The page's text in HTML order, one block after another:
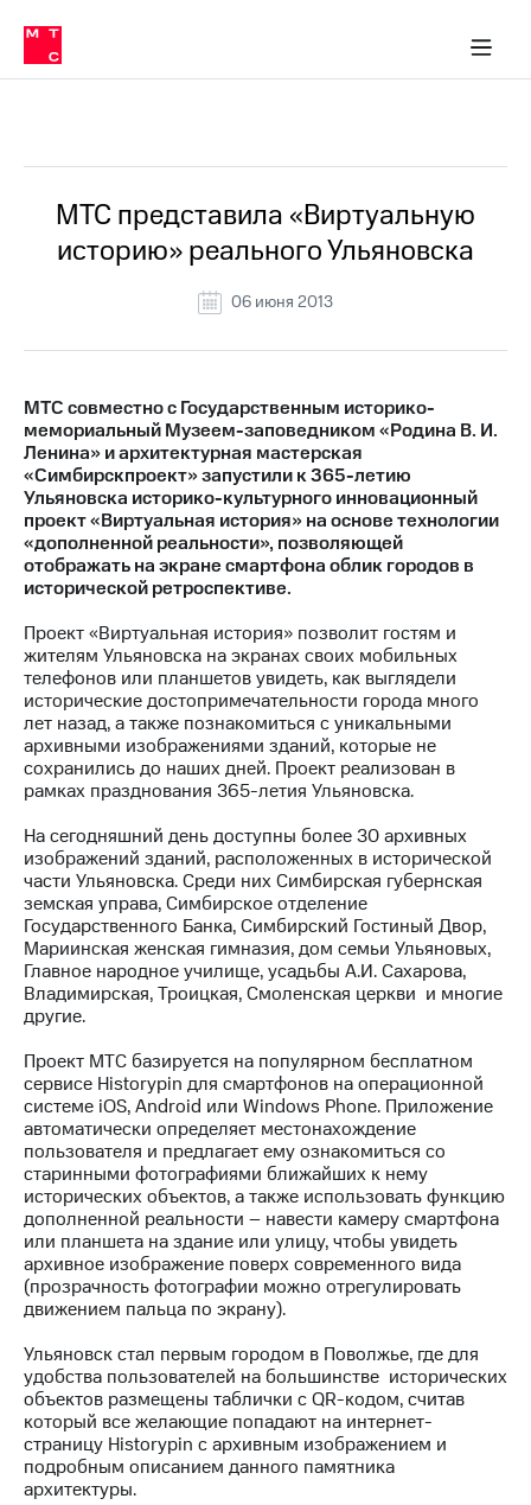
Медиа-центр
и акционерам
Устойчивое развитие
Комплаенс и деловая этика
компании
Карьера
История
компании
Руководство
Контакты
Медиа-центр
Пресс-
релизы
МТС
о технологиях
Достижения
Интервью
Финансовая
отчетность
Контакты
Новости
в
регионе
и акционерам
Корпоративное
управление
Раскрытие
информации
Информация
акционерам
Документы
ПАО
"МТС"
Собрания
акционеров
Личный
кабинет
акционера
капитал
Контроль
и
аудит
Рынок
акций
в МТС
Пресс-
релизы
о технологиях
МТС представила «Виртуальную
историю» реального Ульяновска
06 июня 2013
МТС совместно с Государственным историко-
мемориальный Музеем-заповедником «Родина В. И.
Ленина» и архитектурная мастерская
«Симбирскпроект» запустили к 365-летию
Ульяновска историко-культурного инновационный
проект «Виртуальная история» на основе технологии
«дополненной реальности», позволяющей
отображать на экране смартфона облик городов в
исторической ретроспективе.
Проект «Виртуальная история» позволит гостям и
жителям Ульяновска на экранах своих мобильных
телефонов или планшетов увидеть, как выглядели
исторические достопримечательности города много
лет назад, а также познакомиться с уникальными
архивными изображениями зданий, которые не
сохранились до наших дней. Проект реализован в
рамках празднования 365-летия Ульяновска.
На сегодняшний день доступны более 30 архивных
изображений зданий, расположенных в исторической
части Ульяновска. Среди них Симбирская губернская
земская управа, Симбирское отделение
Государственного Банка, Симбирский Гостиный Двор,
Мариинская женская гимназия, дом семьи Ульяновых,
Главное народное училище, усадьбы А.И. Сахарова,
Владимирская, Троицкая, Смоленская церкви и многие
другие.
Проект МТС базируется на популярном бесплатном
сервисе Historypin для смартфонов на операционной
системе iOS, Android или Windows Phone. Приложение
автоматически определяет местонахождение
пользователя и предлагает ему ознакомиться со
старинными фотографиями ближайших к нему
исторических объектов, а также использовать функцию
дополненной реальности – навести камеру смартфона
или планшета на здание или улицу, чтобы увидеть
архивное изображение поверх современного вида
(прозрачность фотографии можно отрегулировать
движением пальца по экрану).
Ульяновск стал первым городом в Поволжье, где для
удобства пользователей на большинстве исторических
объектов размещены таблички с QR-кодом, считав
который все желающие попадают на интернет-
страницу Historypin с архивным изображением и
подробным описанием данного памятника
архитектуры.